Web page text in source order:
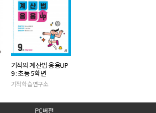
기적의 계산법 응용UP
9 : 초등 5학년
기적학습연구소
PC버전